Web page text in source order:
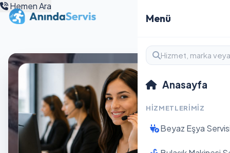
Menü
Anasayfa
HIZMETLERIMIZ
Beyaz Eşya
Hemen Ara